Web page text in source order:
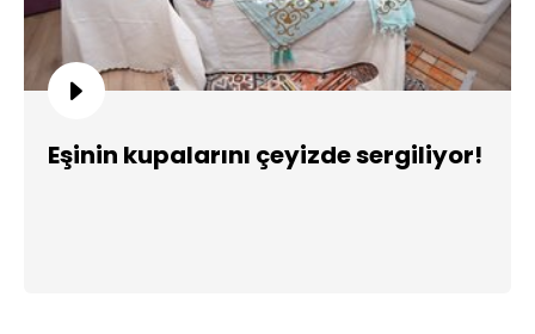
Eşinin kupalarını çeyizde sergiliyor!